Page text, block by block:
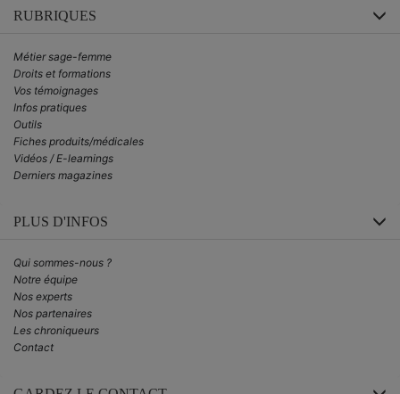
RUBRIQUES
Métier sage-femme
Droits et formations
Vos témoignages
Infos pratiques
Outils
Fiches produits/médicales
Vidéos / E-learnings
Derniers magazines
PLUS D'INFOS
Qui sommes-nous ?
Notre équipe
Nos experts
Nos partenaires
Les chroniqueurs
Contact